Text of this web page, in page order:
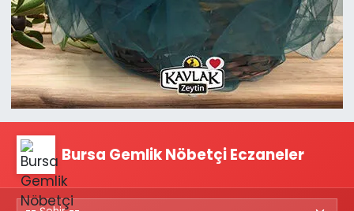
Bursa Gemlik Nöbetçi Eczaneler